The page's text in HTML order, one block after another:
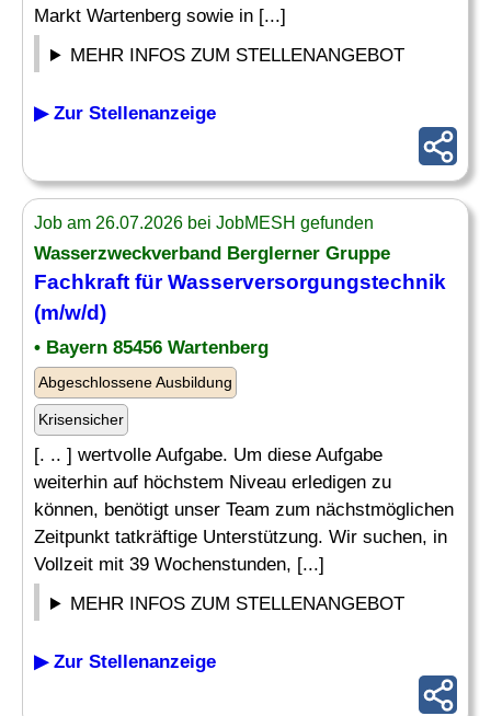
Markt Wartenberg sowie in [...]
MEHR INFOS ZUM STELLENANGEBOT
▶ Zur Stellenanzeige
Job am 26.07.2026 bei JobMESH gefunden
Wasserzweckverband Berglerner Gruppe
Fachkraft fürWasserversorgungstechnik
(m/w/d)
• Bayern 85456 Wartenberg
Abgeschlossene Ausbildung
Krisensicher
[. .. ] wertvolle Aufgabe. Um diese Aufgabe
weiterhin auf höchstem Niveau erledigen zu
können, benötigt unser Team zum nächstmöglichen
Zeitpunkt tatkräftige Unterstützung. Wir suchen, in
Vollzeit mit 39 Wochenstunden, [...]
MEHR INFOS ZUM STELLENANGEBOT
▶ Zur Stellenanzeige